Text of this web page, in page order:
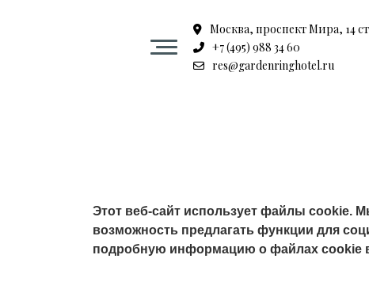
Ресторан Садовое кольцо
Москва, проспект Мира, 14
+7 (495) 988 34 60
res@gardenringhotel.ru
Этот веб-сайт использует файлы cookie.
возможность предлагать функции для
подробную информацию о файлах cookie